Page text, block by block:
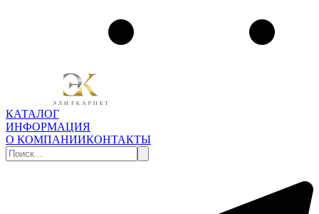
КАТАЛОГ
ИНФОРМАЦИЯ
О КОМПАНИИКОНТАКТЫ